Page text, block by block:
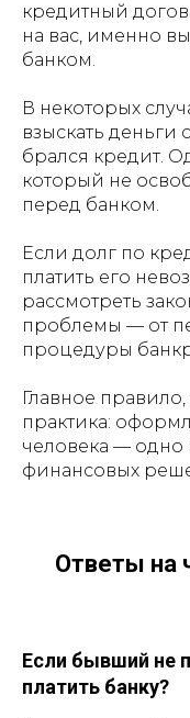
кредитный
на вас, именно
банком.
В некоторых
взыскать деньги
брался кредит.
который не
перед банком.
Если долг по
платить его
рассмотреть
проблемы — от
процедуры
Главное
практика:
человека — одно
финансовых
Ответы на
Если бывший не
платить банку?